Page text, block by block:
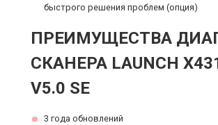
быстрого решения проблем (опция)
ПРЕИМУЩЕСТВА
СКАНЕРА LAUNCH
V5.0 SE
3 года обновлений